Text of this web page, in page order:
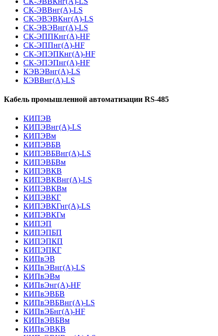
СК-ЭВВнг(А)-LS
СК-ЭВЭВКнг(А)-LS
СК-ЭВЭВнг(А)-LS
СК-ЭППКнг(А)-HF
СК-ЭППнг(А)-HF
СК-ЭПЭПКнг(А)-HF
СК-ЭПЭПнг(А)-HF
КЭВЭВнг(А)-LS
КЭВВнг(А)-LS
Кабель промышленной автоматизации RS-485
КИПЭВ
КИПЭВнг(А)-LS
КИПЭВм
КИПЭВБВ
КИПЭВБВнг(А)-LS
КИПЭВБВм
КИПЭВКВ
КИПЭВКВнг(А)-LS
КИПЭВКВм
КИПЭВКГ
КИПЭВКГнг(А)-LS
КИПЭВКГм
КИПЭП
КИПЭПБП
КИПЭПКП
КИПЭПКГ
КИПвЭВ
КИПвЭВнг(А)-LS
КИПвЭВм
КИПвЭнг(А)-HF
КИПвЭВБВ
КИПвЭВБВнг(А)-LS
КИПвЭБнг(А)-HF
КИПвЭВБВм
КИПвЭВКВ